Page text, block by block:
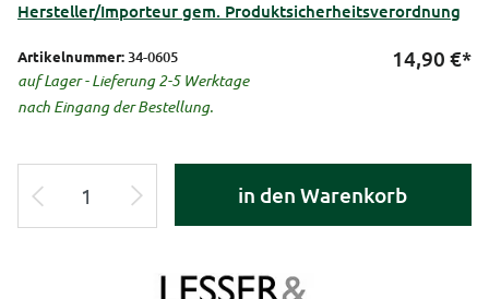
Hersteller/Importeur gem. Produktsicherheitsverordnung
Artikelnummer: 34-0605
auf Lager - Lieferung 2-5 Werktage
nach Eingang der Bestellung.
14,90 €*
in den Warenkorb